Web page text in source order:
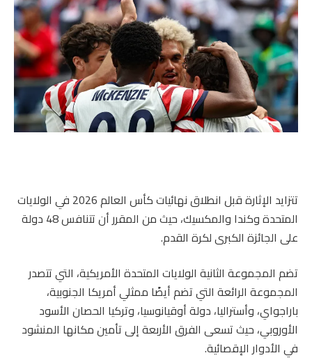
تتزايد الإثارة قبل انطلاق نهائيات كأس العالم 2026 في الولايات
المتحدة وكندا والمكسيك، حيث من المقرر أن تتنافس 48 دولة
على الجائزة الكبرى لكرة القدم.
تضم المجموعة الثانية الولايات المتحدة الأمريكية، التي تتصدر
المجموعة الرائعة التي تضم أيضًا ممثلي أمريكا الجنوبية،
باراجواي، وأستراليا، دولة أوقيانوسيا، وتركيا الحصان الأسود
الأوروبي، حيث تسعى الفرق الأربعة إلى تأمين مكانها المنشود
في الأدوار الإقصائية.